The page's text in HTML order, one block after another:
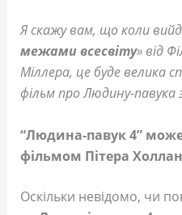
Я скажу вам, що коли
межами всесвіту» від
Міллера, це буде велика
фільм про Людину-павука
“Людина-павук 4”
фільмом Пітера
Оскільки невідомо, чи